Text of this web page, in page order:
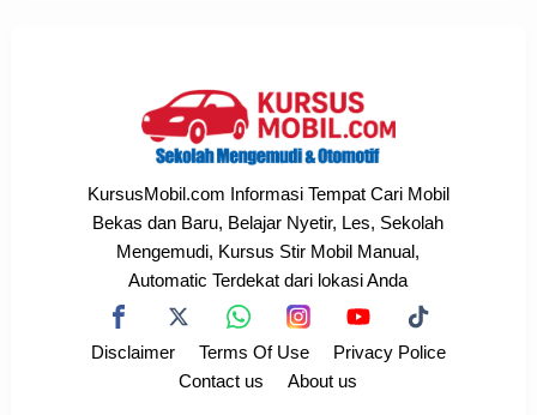
KursusMobil.com Informasi Tempat Cari Mobil
Bekas dan Baru, Belajar Nyetir, Les, Sekolah
Mengemudi, Kursus Stir Mobil Manual,
Automatic Terdekat dari lokasi Anda
Disclaimer Terms Of Use
Privacy Police
Contact us
About us